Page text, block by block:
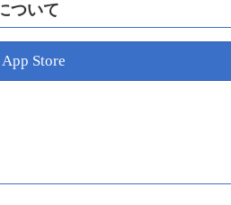
ついて
App Store